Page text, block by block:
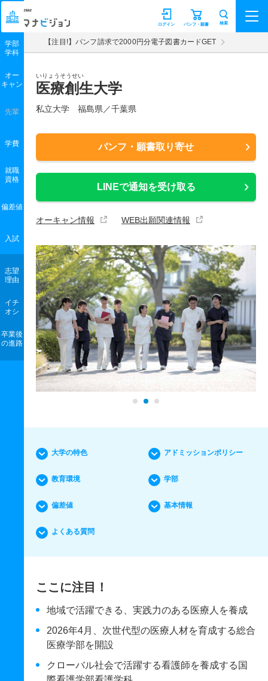
マナビジョン パンフ・願書
ログイン 検索
【注目!】パンフ請求で2000円分電子図書カードGET
いりょうそうせい
医療創生大学
私立大学 福島県／千葉県
パンフ・願書取り寄せ
LINEで通知を受け取る
オーキャン情報 WEB出願関連情報
学部
学科
オー
キャン
先輩
学費
就職
資格
偏差値
入試
志望
理由
イチ
オシ
卒業後
の進路
大学の特色 アドミッションポリシー
教育環境 学部
偏差値 基本情報
よくある質問
ここに注目！
地域で活躍できる、実践力のある医療人を養成
2026年4月、次世代型の医療人材を育成する総合
医療学部を開設
クローバル社会で活躍する看護師を養成する国